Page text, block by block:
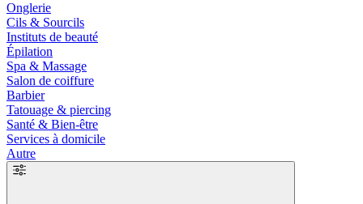
Onglerie
Cils & Sourcils
Instituts de beauté
Épilation
Spa & Massage
Salon de coiffure
Barbier
Tatouage & piercing
Santé & Bien-être
Services à domicile
Autre